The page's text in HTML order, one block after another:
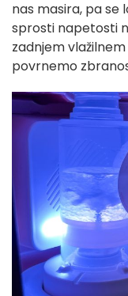
nas masira, pa se
sprosti napetosti
zadnjem
povrnemo